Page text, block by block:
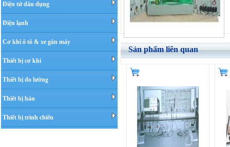
Điện tử dân dụng
Điện lạnh
Cơ khí ô tô & xe gắn máy
Thiết bị cơ khí
Thiết bị đo lường
Thiết bị hàn
Thiết bị trình chiếu
Sản phẩm liên quan